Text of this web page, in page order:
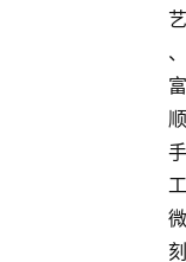
艺
、
富
顺
手
工
微
刻